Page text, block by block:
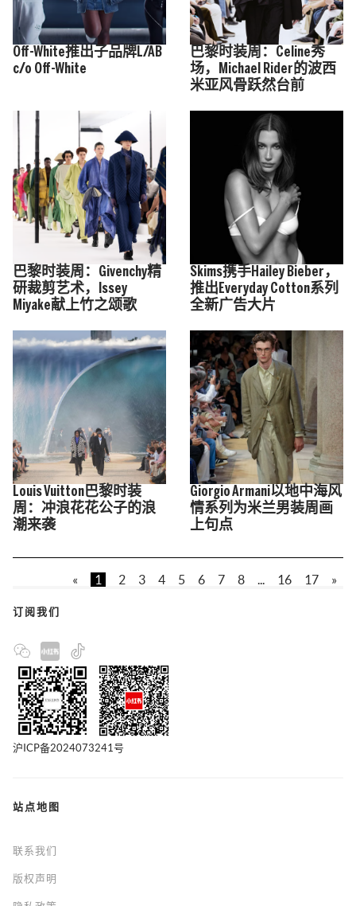
Off-White推出子品牌L/AB
c/o Off-White
巴黎时装周：Celine秀
场，Michael Rider的波西
米亚风骨跃然台前
巴黎时装周：Givenchy精
研裁剪艺术，Issey
Miyake献上竹之颂歌
Skims携手Hailey Bieber，
推出Everyday Cotton系列
全新广告大片
Louis Vuitton巴黎时装
周：冲浪花花公子的浪
潮来袭
Giorgio Armani以地中海风
情系列为米兰男装周画
上句点
« 1 2 3 4 5 6 7 8 ... 16 17 »
订阅我们
沪ICP备2024073241号
站点地图
联系我们
版权声明